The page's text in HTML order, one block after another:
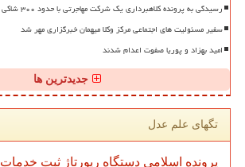
رسیدگی به پرونده کلاهبرداری یک شرکت مهاجرتی با حدود ۳۰۰ شاکی در دادسرای تهران
سفیر مسئولیت های اجتماعی مرکز وکلا میهمان خبرگزاری مهر شد
امید بهزاد و پوریا صفوت اعدام شدند
جدیدترین ها
تگهای علم عدل
پرونده اسلامی دستگاه رپورتاژ ثبت خدمات